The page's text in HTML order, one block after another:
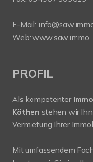
E-Mail:
Web:www.saw.immo
PROFIL
Als kompetenter
Köthen stehen wir
Vermietung Ihrer
Mit umfassendem